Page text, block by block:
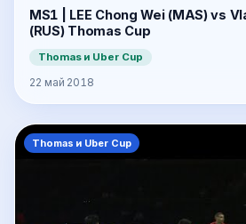
MS1 | LEE Chong Wei (MAS) vs
(RUS) Thomas Cup
Thomas и Uber Cup
22 май 2018
Thomas и Uber Cup